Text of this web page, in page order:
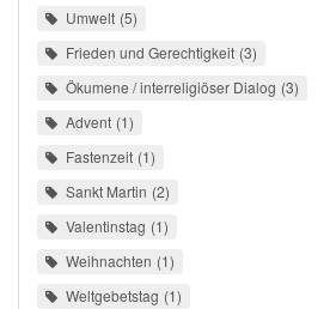
Umwelt 5
Frieden und Gerechtigkeit 3
Ökumene / interreligiöser Dialog 3
Advent 1
Fastenzeit 1
Sankt Martin 2
Valentinstag 1
Weihnachten 1
Weltgebetstag 1